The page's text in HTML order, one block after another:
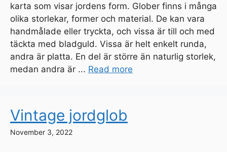
karta som visar jordens form. Glober finns i många
olika storlekar, former och material. De kan vara
handmålade eller tryckta, och vissa är till och med
täckta med bladguld. Vissa är helt enkelt runda,
andra är platta. En del är större än naturlig storlek,
medan andra är ... Read more
Vintage jordglob
November 3, 2022